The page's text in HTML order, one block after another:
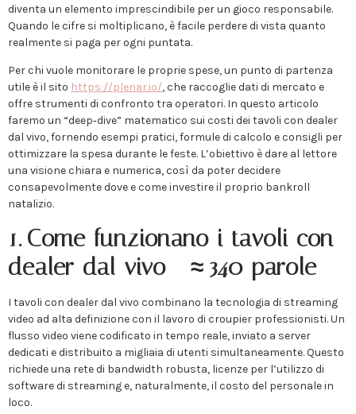
diventa un elemento imprescindibile per un gioco responsabile.
Quando le cifre si moltiplicano, è facile perdere di vista quanto
realmente si paga per ogni puntata.
Per chi vuole monitorare le proprie spese, un punto di partenza
utile è il sito https://plenar.io/, che raccoglie dati di mercato e
offre strumenti di confronto tra operatori. In questo articolo
faremo un “deep‑dive” matematico sui costi dei tavoli con dealer
dal vivo, fornendo esempi pratici, formule di calcolo e consigli per
ottimizzare la spesa durante le feste. L’obiettivo è dare al lettore
una visione chiara e numerica, così da poter decidere
consapevolmente dove e come investire il proprio bankroll
natalizio.
1. Come funzionano i tavoli con
dealer dal vivo – ≈ 340 parole
I tavoli con dealer dal vivo combinano la tecnologia di streaming
video ad alta definizione con il lavoro di croupier professionisti. Un
flusso video viene codificato in tempo reale, inviato a server
dedicati e distribuito a migliaia di utenti simultaneamente. Questo
richiede una rete di bandwidth robusta, licenze per l’utilizzo di
software di streaming e, naturalmente, il costo del personale in
loco.